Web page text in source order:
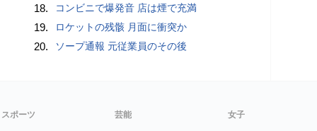
18. コンビニで爆発音 店は煙で充満
19. ロケットの残骸 月面に衝突か
20. ソープ通報 元従業員のその後
スポーツ 芸能 女子